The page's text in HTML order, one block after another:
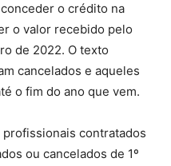
o crédito na
o valor recebido pelo
de 2022. O texto
cancelados e aqueles
o fim do ano que vem.
contratados
ou cancelados de 1º